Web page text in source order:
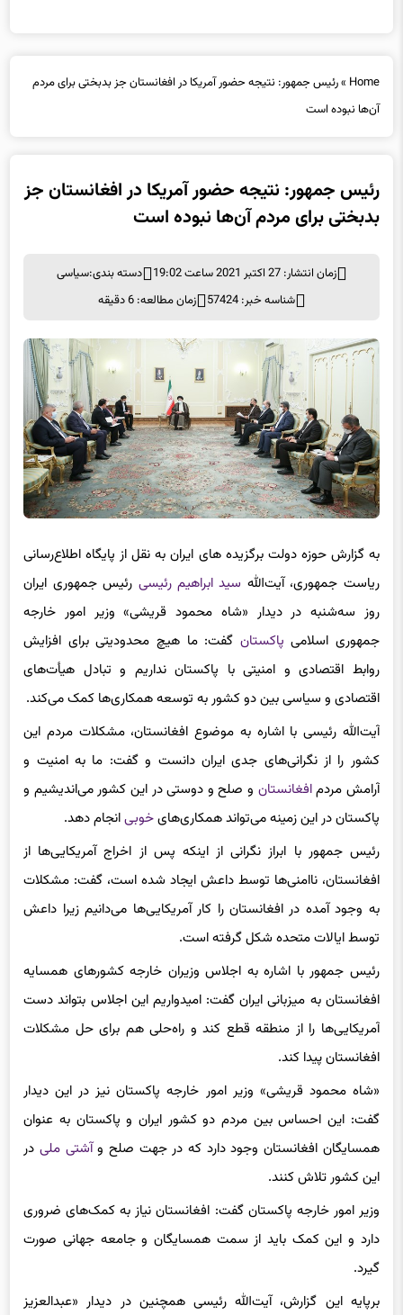
Home
»رئیس جمهور: نتیجه حضور آمریکا در افغانستان جز بدبختی برای مردم
آن‌ها نبوده است
رئیس جمهور: نتیجه حضور آمریکا در افغانستان جز
بدبختی برای مردم آن‌ها نبوده است
زمان انتشار: 27 اکتبر 2021 ساعت 19:02 دسته بندی:سیاسی
شناسه خبر: 57424
زمان مطالعه: 6 دقیقه
به گزارش حوزه دولت برگزیده های ایران به نقل از پایگاه اطلاع‌رسانی
ریاست جمهوری، آیت‌الله سید ابراهیم رئیسی رئیس جمهوری ایران
روز سه‌شنبه در دیدار «شاه محمود قریشی» وزیر امور خارجه
جمهوری اسلامی پاکستان گفت: ما هیچ محدودیتی برای افزایش
روابط اقتصادی و امنیتی با پاکستان نداریم و تبادل هیأت‌های
اقتصادی و سیاسی بین دو کشور به توسعه همکاری‌ها کمک می‌کند.
آیت‌الله رئیسی با اشاره به موضوع افغانستان، مشکلات مردم این
کشور را از نگرانی‌های جدی ایران دانست و گفت: ما به امنیت و
آرامش مردمافغانستان و صلح و دوستی در این کشور می‌اندیشیم و
پاکستان در این زمینه می‌تواند همکاری‌هایخوبیانجام دهد.
رئیس جمهور با ابراز نگرانی از اینکه پس از اخراج آمریکایی‌ها از
افغانستان، ناامنی‌ها توسط داعش ایجاد شده است، گفت: مشکلات
به وجود آمده در افغانستان را کار آمریکایی‌ها می‌دانیم زیرا داعش
توسط ایالات متحده شکل گرفته است.
رئیس جمهور با اشاره به اجلاس وزیران خارجه کشورهای همسایه
افغانستان به میزبانی ایران گفت: امیدواریم این اجلاس بتواند دست
آمریکایی‌ها را از منطقه قطع کند و راه‌حلی هم برای حل مشکلات
افغانستان پیدا کند.
«شاه محمود قریشی» وزیر امور خارجه پاکستان نیز در این دیدار
گفت: این احساس بین مردم دو کشور ایران و پاکستان به عنوان
همسایگان افغانستان وجود دارد که در جهت صلح وآشتی ملی در
این کشور تلاش کنند.
وزیر امور خارجه پاکستان گفت: افغانستان نیاز به کمک‌های ضروری
دارد و این کمک باید از سمت همسایگان و جامعه جهانی صورت
گیرد.
برپایه این گزارش، آیت‌الله رئیسی همچنین در دیدار «عبدالعزیز